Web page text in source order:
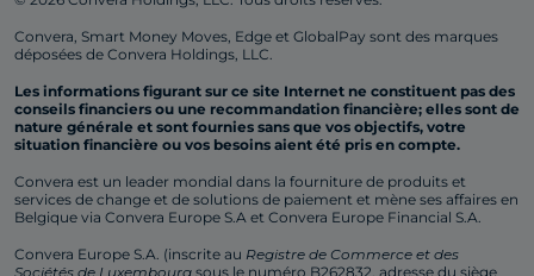
Convera, Smart Money Moves, Edge et GlobalPay sont des marques
déposées de Convera Holdings, LLC.
Les informations figurant sur ce site Internet ne constituent pas des
conseils financiers ou une recommandation financière; elles sont de
nature générale et sont fournies sans que vos objectifs, votre
situation financière ou vos besoins aient été pris en compte.
Convera est un leader mondial dans la fourniture de produits et
services de change et de solutions de paiement et mène ses affaires en
Belgique via Convera Europe S.A et Convera Europe Financial S.A.
Convera Europe S.A. (inscrite au Registre de Commerce et des
Sociétés de Luxembourg sous le numéro B262832, adresse du siège